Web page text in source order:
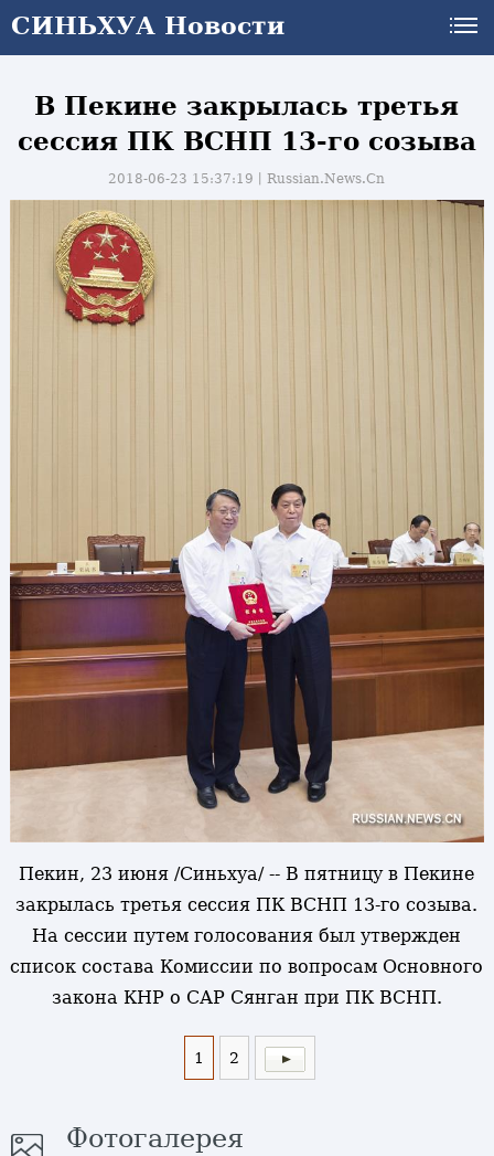
СИНЬХУА Новости
В Пекине закрылась третья
сессия ПК ВСНП 13-го созыва
2018-06-23 15:37:19丨Russian.News.Cn
Пекин, 23 июня /Синьхуа/ -- В пятницу в Пекине
закрылась третья сессия ПК ВСНП 13-го созыва.
На сессии путем голосования был утвержден
список состава Комиссии по вопросам Основного
закона КНР о САР Сянган при ПК ВСНП.
1 2
Фотогалерея